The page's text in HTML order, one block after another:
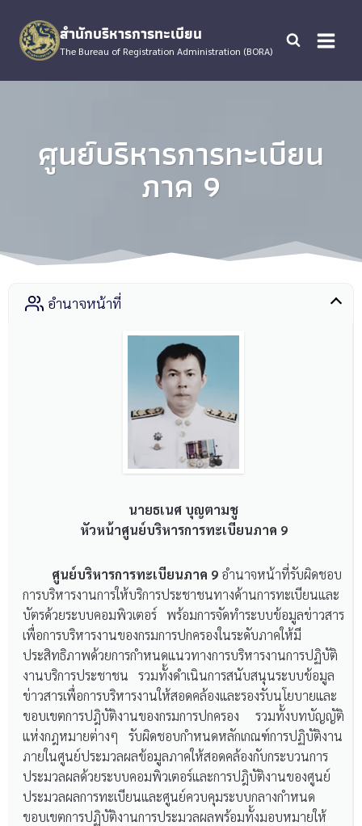
content
สำนักบริหารการทะเบียน
The Bureau of Registration Administration (BORA)
ศูนย์บริหารการทะเบียน
ภาค 9
อำนาจหน้าที่
นายธเนศ บุญตามชู
หัวหน้าศูนย์บริหารการทะเบียนภาค 9
ศูนย์บริหารการทะเบียนภาค 9 อำนาจหน้าที่รับผิดชอบ
การบริหารงานการให้บริการประชาชนทางด้านการทะเบียนและ
บัตรด้วยระบบคอมพิวเตอร์ พร้อมการจัดทำระบบข้อมูลข่าวสาร
เพื่อการบริหารงานของกรมการปกครองในระดับภาคให้มี
ประสิทธิภาพด้วยการกำหนดแนวทางการบริหารงานการปฏิบัติ
งานบริการประชาชน รวมทั้งดำเนินการสนับสนุนระบบข้อมูล
ข่าวสารเพื่อการบริหารงานให้สอดคล้องและรองรับนโยบายและ
ขอบเขตการปฎิบัติงานของกรมการปกครอง รวมทั้งบทบัญญัติ
แห่งกฎหมายต่างๆ รับผิดชอบกำหนดหลักเกณฑ์การปฏิบัติงาน
ภายในศูนย์ประมวลผลข้อมูลภาคให้สอดคล้องกับกระบวนการ
ประมวลผลด้วยระบบคอมพิวเตอร์และการปฎิบัติงานของศูนย์
ประมวลผลการทะเบียนและศูนย์ควบคุมระบบกลางกำหนด
ขอบเขตการปฏิบัติงานการประมวลผลพร้อมทั้งมอบหมายให้